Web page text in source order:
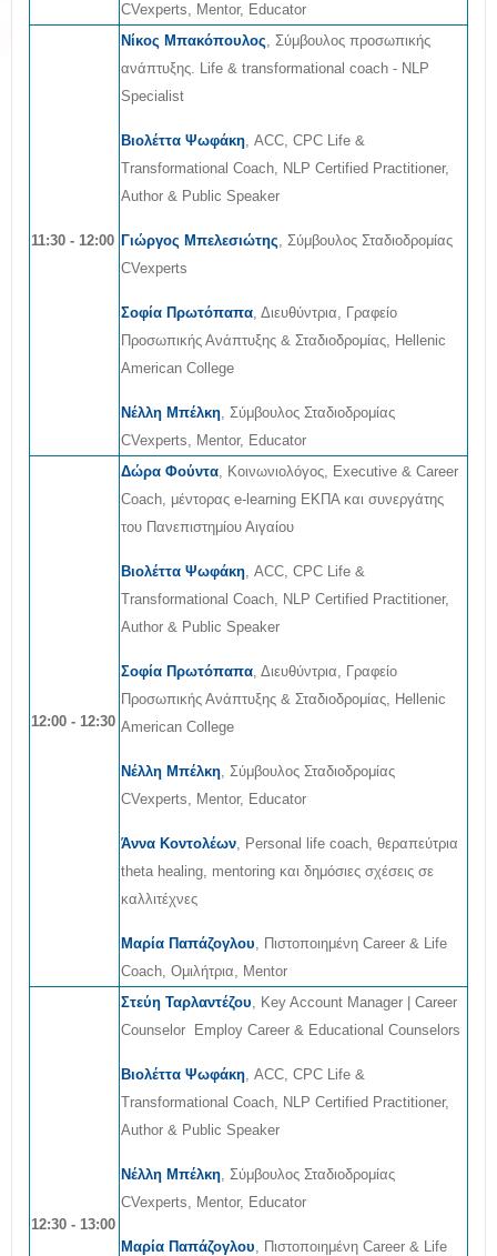
CVexperts, Mentor, Educator
11:30 - 12:00
Νίκος Μπακόπουλος, Σύμβουλος προσωπικής
ανάπτυξης. Life & transformational coach - NLP
Specialist
Βιολέττα Ψωφάκη, ACC, CPC Life &
Transformational Coach, NLP Certified Practitioner,
Author & Public Speaker
Γιώργος Μπελεσιώτης, Σύμβουλος Σταδιοδρομίας
CVexperts
Σοφία Πρωτόπαπα, Διευθύντρια, Γραφείο
Προσωπικής Ανάπτυξης & Σταδιοδρομίας, Hellenic
American College
Νέλλη Μπέλκη, Σύμβουλος Σταδιοδρομίας
CVexperts, Mentor, Educator
12:00 - 12:30
Δώρα Φούντα, Κοινωνιολόγος, Executive & Career
Coach, μέντορας e-learning EKΠΑ και συνεργάτης
του Πανεπιστημίου Αιγαίου
Βιολέττα Ψωφάκη, ACC, CPC Life &
Transformational Coach, NLP Certified Practitioner,
Author & Public Speaker
Σοφία Πρωτόπαπα, Διευθύντρια, Γραφείο
Προσωπικής Ανάπτυξης & Σταδιοδρομίας, Hellenic
American College
Νέλλη Μπέλκη, Σύμβουλος Σταδιοδρομίας
CVexperts, Mentor, Educator
Άννα Κοντολέων, Personal life coach, θεραπεύτρια
theta healing, mentoring και δημόσιες σχέσεις σε
καλλιτέχνες
Μαρία Παπάζογλου, Πιστοποιημένη Career & Life
Coach, Ομιλήτρια, Mentor
12:30 - 13:00
Στεύη Ταρλαντέζου, Κey Account Manager | Career
Counselor Employ Career & Educational Counselors
Βιολέττα Ψωφάκη, ACC, CPC Life &
Transformational Coach, NLP Certified Practitioner,
Author & Public Speaker
Νέλλη Μπέλκη, Σύμβουλος Σταδιοδρομίας
CVexperts, Mentor, Educator
Μαρία Παπάζογλου, Πιστοποιημένη Career & Life